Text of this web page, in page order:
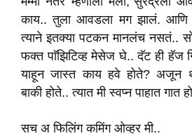
काय.. तुला आवडला मग झालं. आणि
त्याने इतक्या पटकन मानलंच नसतं..
फक्त पाॅझिटिव्ह मेसेज घे.. दॅट ही हॅज
याहून जास्त काय हवे होते? अजून
बाकी होते.. त्यात मी स्वप्न पाहात गात
सच अ फिलिंग कमिंग ओव्हर मी..